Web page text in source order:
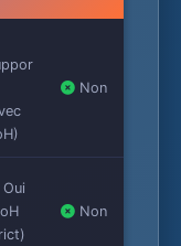
Non
Oui
Non